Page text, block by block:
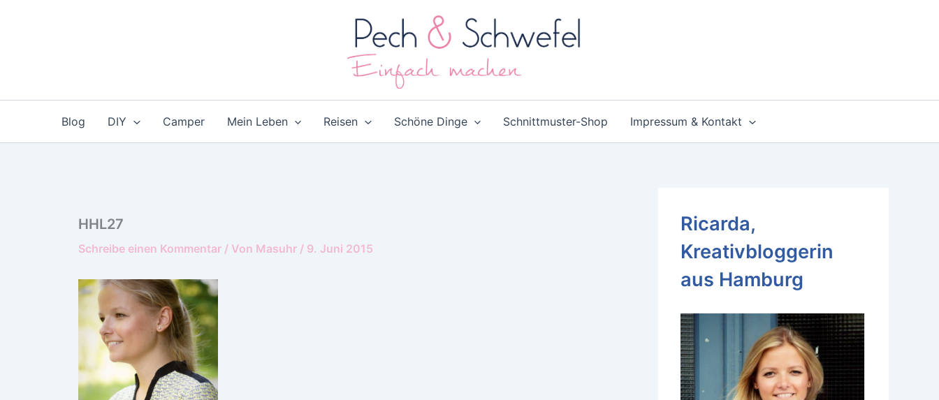
Blog DIY Camper Mein Leben Reisen Schöne Dinge Schnittmuster-Shop Impressum & Kontakt
HHL27
Schreibe einen Kommentar / Von Masuhr / 9. Juni 2015
Ricarda,
Kreativbloggerin
aus Hamburg